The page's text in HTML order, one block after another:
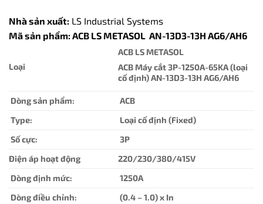
Nhà sản xuất: LS Industrial Systems
Mã sản phẩm: ACB LS METASOL AN-13D3-13H AG6/AH6
Loại
ACB LS METASOL
ACB Máy cắt 3P-1250A-65KA (loại
cố định) AN-13D3-13H AG6/AH6
Dòng sản phẩm:
ACB
Type:
Loại cố định (Fixed)
Số cực:
3P
Điện áp hoạt động
220/230/380/415V
Dòng định mức:
1250A
Dòng điều chỉnh:
(0.4 – 1.0) x In